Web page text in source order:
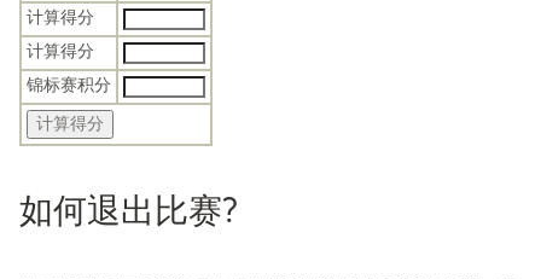
计算得分
计算得分
锦标赛积分
如何退出比赛?